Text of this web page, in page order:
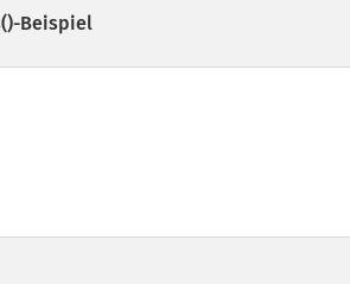
-Beispiel